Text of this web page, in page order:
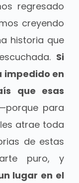
regresado
creyendo
historia que
Si
impedido en
que esas
para
atrae toda
de estas
puro, y
lugar en el